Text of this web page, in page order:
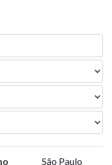
São Paulo